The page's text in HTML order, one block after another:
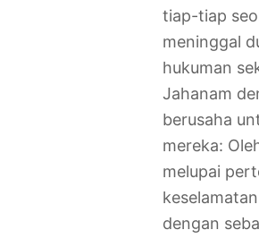
tiap-tiap
meninggal
hukuman
Jahanam
berusaha
mereka:
melupai
dengan